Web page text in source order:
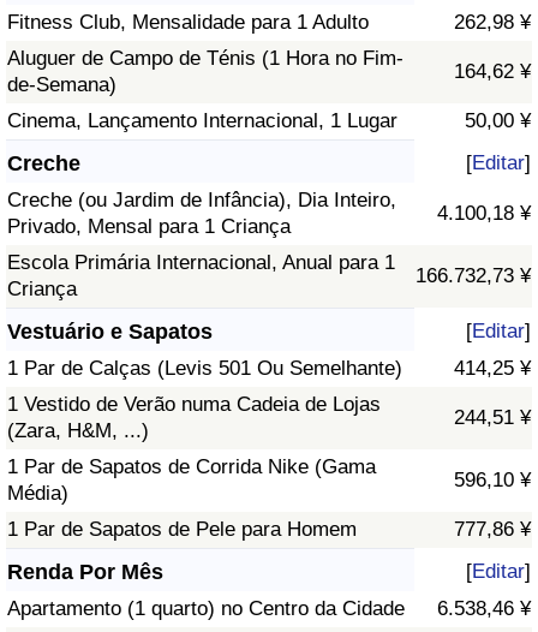
Fitness Club, Mensalidade para 1 Adulto
262,98 ¥
Aluguer de Campo de Ténis (1 Hora no Fim-
de-Semana)
164,62 ¥
Cinema, Lançamento Internacional, 1 Lugar 50,00 ¥
Creche [Editar]
Creche (ou Jardim de Infância), Dia Inteiro,
Privado, Mensal para 1 Criança
4.100,18 ¥
Escola Primária Internacional, Anual para 1
Criança
166.732,73 ¥
Vestuário e Sapatos [Editar]
1 Par de Calças (Levis 501 Ou Semelhante)
414,25 ¥
1 Vestido de Verão numa Cadeia de Lojas
(Zara, H&M, ...)
244,51 ¥
1 Par de Sapatos de Corrida Nike (Gama
Média)
596,10 ¥
1 Par de Sapatos de Pele para Homem 777,86 ¥
Renda Por Mês [Editar]
Apartamento (1 quarto) no Centro da Cidade
6.538,46 ¥